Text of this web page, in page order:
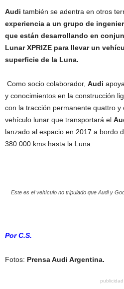
Audi también se adentra en otros
experiencia a un grupo de
que están desarrollando en
Lunar XPRIZE para llevar un
superficie de la Luna.
Como socio colaborador, Audi
y conocimientos en la construcción
con la tracción permanente quattro y
vehículo lunar que transportará el
lanzado al espacio en 2017 a bordo
380.000 kms hasta la Luna.
Este es el vehículo no tripulado que Audi y
Por C.S.
Fotos: Prensa Audi Argentina.
publicidad